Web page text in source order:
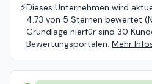
⚡️Dieses Unternehmen wird
4.73 von 5 Sternen bewertet
Grundlage hierfür sind 30
Bewertungsportalen. Mehr